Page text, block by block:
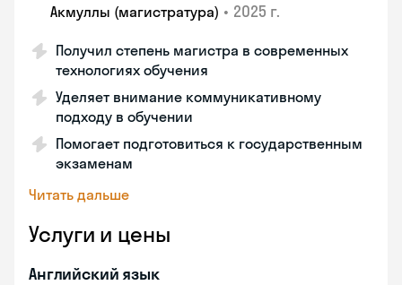
Акмуллы (магистратура) • 2025 г.
Получил степень магистра в современных
технологиях обучения
Уделяет внимание коммуникативному
подходу в обучении
Помогает подготовиться к государственным
экзаменам
Читать дальше
Услуги и цены
Английский язык